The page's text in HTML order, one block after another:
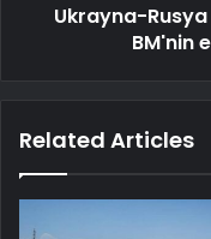
Ukrayna-Rusya
BM'nin
Related Articles